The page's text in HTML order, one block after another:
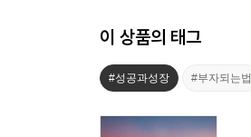
이 상품의 태그
#성공과성장 #부자되는법